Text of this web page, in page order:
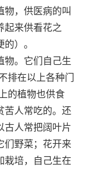
物，供医病的叫
起来供看花之
）。
。它们自己生
排在以上各种门
的植物也供食
苦人常吃的。还
古人常把阔叶片
们野菜；花开来
栽培，自己生在